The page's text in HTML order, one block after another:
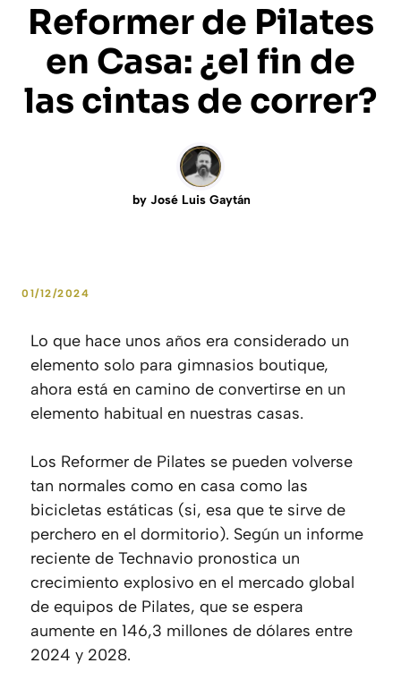
Reformer de Pilates
en Casa: ¿el fin de
las cintas de correr?
by José Luis Gaytán
01/12/2024
Lo que hace unos años era considerado un
elemento solo para gimnasios boutique,
ahora está en camino de convertirse en un
elemento habitual en nuestras casas.
Los Reformer de Pilates se pueden volverse
tan normales como en casa como las
bicicletas estáticas (si, esa que te sirve de
perchero en el dormitorio). Según un informe
reciente de Technavio pronostica un
crecimiento explosivo en el mercado global
de equipos de Pilates, que se espera
aumente en 146,3 millones de dólares entre
2024 y 2028.